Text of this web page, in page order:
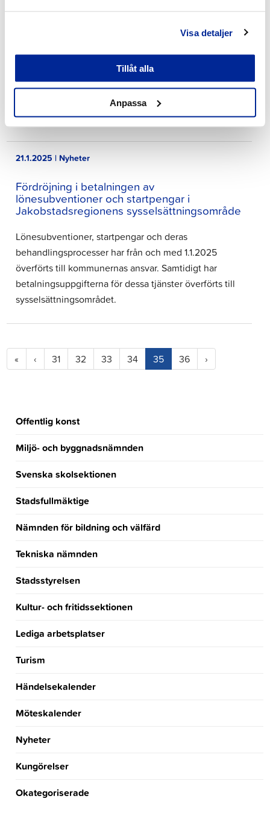
Visa detaljer
Tillåt alla
Anpassa
den 20.01.2025 vid Bottenviksvägens mätstation var
129 µg/m3 och överskred därmed gränsvärdet för att
förebygga olägenheter förhälsan, som är 50 µg/m3.
Det tillåts 35 st överskridningar av gränsvärdet för
inandningsbara partiklar per kalenderår.
Överskridningen i…
21.1.2025 | Nyheter
Fördröjning i betalningen av
lönesubventioner och startpengar i
Jakobstadsregionens sysselsättningsområde
Lönesubventioner, startpengar och deras
behandlingsprocesser har från och med 1.1.2025
överförts till kommunernas ansvar. Samtidigt har
betalningsuppgifterna för dessa tjänster överförts till
sysselsättningsområdet.
« ‹ 31 32 33 34 35(current)
36 ›
Offentlig konst
Miljö- och byggnadsnämnden
Svenska skolsektionen
Stadsfullmäktige
Nämnden för bildning och välfärd
Tekniska nämnden
Stadsstyrelsen
Kultur- och fritidssektionen
Lediga arbetsplatser
Turism
Händelsekalender
Möteskalender
Nyheter
Kungörelser
Okategoriserade